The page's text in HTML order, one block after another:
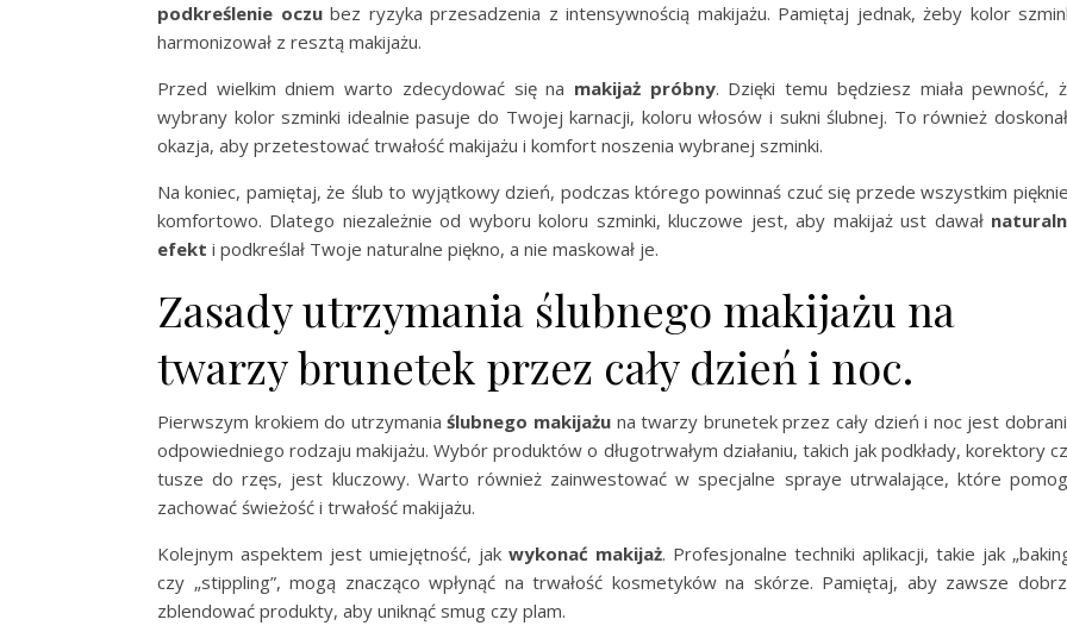
podkreślenie oczubez ryzyka przesadzenia z intensywnością makijażu. Pamiętaj jednak, żeby kolor
harmonizował z resztą makijażu.
Przed wielkim dniem warto zdecydować się na makijaż próbny. Dzięki temu będziesz miała pewność,
wybrany kolor szminki idealnie pasuje do Twojej karnacji, koloru włosów i sukni ślubnej. To również
okazja, aby przetestować trwałość makijażu i komfort noszenia wybranej szminki.
Na koniec, pamiętaj, że ślub to wyjątkowy dzień, podczas którego powinnaś czuć się przede wszystkim
komfortowo. Dlatego niezależnie od wyboru koloru szminki, kluczowe jest, aby makijaż ust dawał
efekt i podkreślał Twoje naturalne piękno, a nie maskował je.
Zasady utrzymania ślubnego makijażu na
twarzy brunetek przez cały dzień i noc.
Pierwszym krokiem do utrzymaniaślubnego makijażu na twarzy brunetek przez cały dzień i noc jest
odpowiedniego rodzaju makijażu. Wybór produktów o długotrwałym działaniu, takich jak podkłady, korektory
tusze do rzęs, jest kluczowy. Warto również zainwestować w specjalne spraye utrwalające, które
zachować świeżość i trwałość makijażu.
Kolejnym aspektem jest umiejętność, jak wykonać makijaż. Profesjonalne techniki aplikacji, takie jak
czy „stippling”, mogą znacząco wpłynąć na trwałość kosmetyków na skórze. Pamiętaj, aby zawsze
zblendować produkty, aby uniknąć smug czy plam.